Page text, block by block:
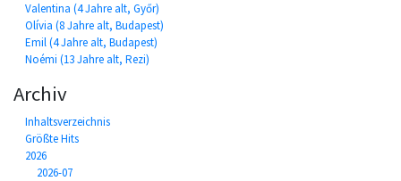
Valentina (4 Jahre alt, Győr)
Olívia (8 Jahre alt, Budapest)
Emil (4 Jahre alt, Budapest)
Noémi (13 Jahre alt, Rezi)
Archiv
Inhaltsverzeichnis
Größte Hits
2026
2026-07